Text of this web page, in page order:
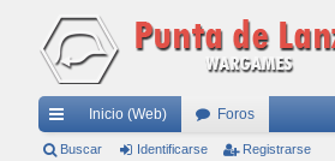
nl
Inicio (Web) Foros
Buscar Identificarse Registrarse